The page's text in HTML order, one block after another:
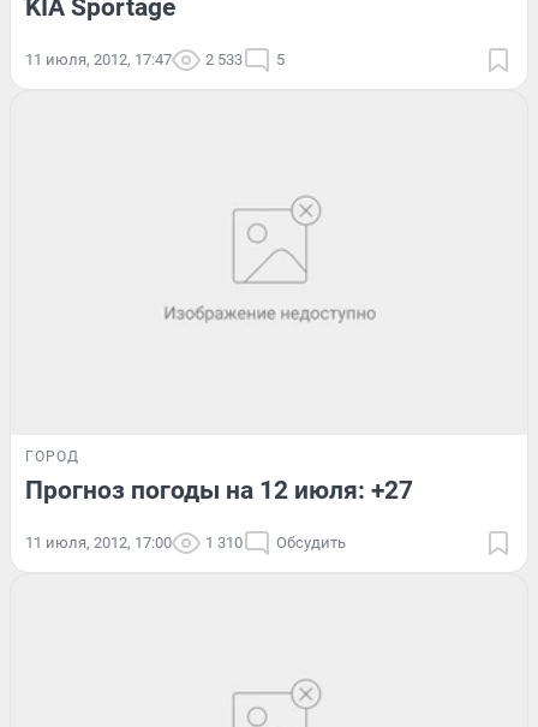
KIA Sportage
11 июля, 2012, 17:47 2 533 5
ГОРОД
Прогноз погоды на 12 июля: +27
11 июля, 2012, 17:00 1 310 Обсудить